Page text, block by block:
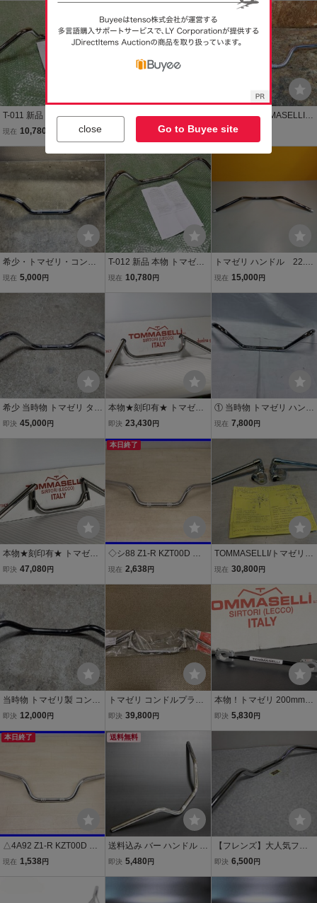
タロッティ 当時 CB R Z X
J G S 25 4
タロッティ 当時 ハリケー
ン CB R Z X J
Z400FX KH400 GS400 G
T380 GS750 XJ400 CB40
0F CB750K
T-011 新品 本物 トマゼリ
クロームメッキ カスタム
タイプ ハンドル Ⅰ Z1 Z2
KZ900 Z750FX Z400FX K
H400 GS400 GT380 XJ4
00 CB400F CB750K
現在 10,780
T-005 新品 本物 トマゼリ
ハイタイプ ハンドル Z1 Z
2 KZ900 KZ1000 Z750FX
Z400FX KH400 GS400 G
T380 GS750 XJ400 CB40
0F CB750K
トマゼリ TOMMASELLI
ハンドル パイプハン 140
サイズ 8803
現在 10,000
希少・トマゼリ・コンチ
ハンドル・TOMMASELLI
2・修理・レストア等に！
現在 5,000 円
T-012 新品 本物 トマゼリ
クロームメッキ カスタム
00 CB400F CB750K
現在 10,780 円
トマゼリ ハンドル 22.2
パイ Z1 Z2 750RS Z400F
現在 15,000 円
希少 当時物 トマゼリ タレ
コンチ Z750RS GS400 Z
000MK2 キジマ ビート
即決 45,000 円
本物★刻印有★ トマゼリ
クローム メッキ コンドル
検）TOMMASELLI コマン
即決 23,430 円
① 当時物 トマゼリ ハンド
ル（検 パイプハン アップ
350SS CB400F GS400 G
T380 XJ400
現在 7,800 円
本物★刻印有★ トマゼリ
クローム メッキ コンドル
TOMMASELLI コマンダー
ティ 当時
即決 47,080 円
本日終了
◇シ88 Z1-R KZT00D ハ
ンドル 社外 TOMMASELL
現在 2,638円
TOMMASELLI/トマゼリ
3ジョイント式セミハンド
現在 30,800 円
当時物 トマゼリ製 コンチ
ハン イノウエ ビート ヨシ
400F GS400 GT380 cb75
即決 12,000 円
トマゼリ コンドルプラス
未使用 (検) Z1 Z2 KZ MK2
キジマ BEET 城東 街道 カ
即決 39,800 円
本物！トマゼリ 200mm
ハンドル クロスバー クラ
性 UP アップ パッド パッ
ト レース トラ
即決 5,830 円
本日終了
△4A92 Z1-R KZT00D ハ
ンドル 社外 TOMMASELL
現在 1,538円
送料無料
送料込み バー ハンドル 2
2.2(7/8) 500SS/H1タイプ
RXバリオス/旧車
即決 5,480 円
【フレンズ】大人気フレ
ンズハンドル １番！ 当時
GT380 KH400 XJ400 Z1
即決 6,500 円
close Go to Buyee site